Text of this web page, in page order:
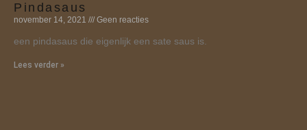
Pindasaus
november 14, 2021 Geen reacties
een pindasaus die eigenlijk een sate saus is.
Lees verder »